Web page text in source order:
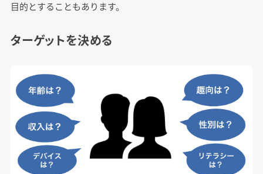
目的とすることもあります。
ターゲットを決める